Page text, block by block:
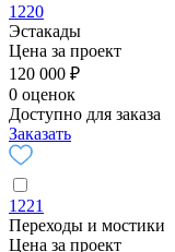
1220
Эстакады
Цена за проект
120 000 ₽
0 оценок
Доступно для заказа
Заказать
1221
Переходы и мостики
Цена за проект